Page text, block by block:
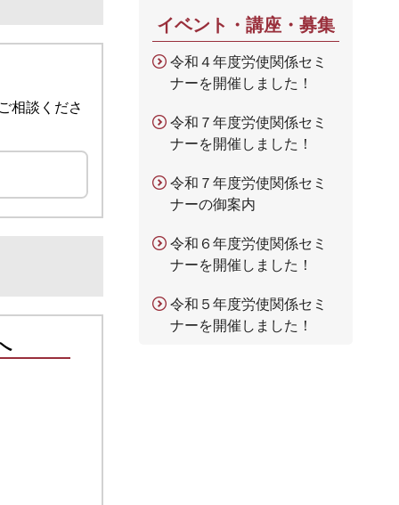
相談くださ
イベント・講座・募集
令和４年度労使関係セミ
ナーを開催しました！
令和７年度労使関係セミ
ナーを開催しました！
令和７年度労使関係セミ
ナーの御案内
令和６年度労使関係セミ
ナーを開催しました！
令和５年度労使関係セミ
ナーを開催しました！